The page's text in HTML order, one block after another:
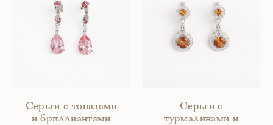
Серьги с топазами
и бриллиантами
Серьги с
турмалинами и